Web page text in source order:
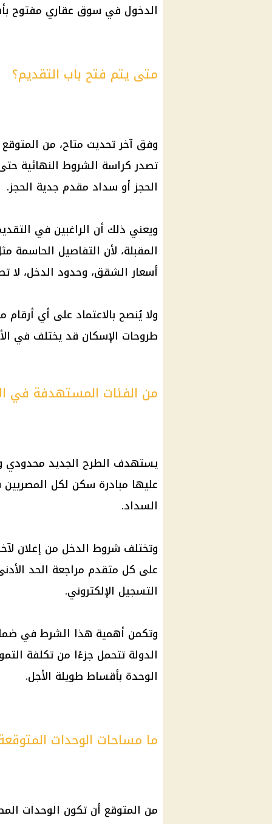
الدخول في سوق عقاري مفتوح
متى يتم فتح باب التقديم؟
وفق آخر تحديث متاح، من
تصدر كراسة الشروط النهائية
الحجز أو سداد مقدم جدية الحجز.
ويعني ذلك أن الراغبين في
المقبلة، لأن التفاصيل الحاسمة
أسعار الشقق، وحدود الدخل، لا
ولا يُنصح بالاعتماد على أي
طروحات الإسكان قد يختلف في
من الفئات المستهدفة في
يستهدف الطرح الجديد محدودي
عليها مبادرة سكن لكل
السداد.
وتختلف شروط الدخل من إعلان
على كل متقدم مراجعة الحد
التسجيل الإلكتروني.
وتكمن أهمية هذا الشرط في
الدولة تتحمل جزءًا من تكلفة
الوحدة بأقساط طويلة الأجل.
ما مساحات الوحدات
من المتوقع أن تكون الوحدات